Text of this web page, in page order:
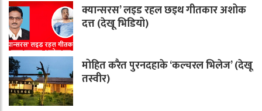
क्यान्सरस’ लइड रहल छइथ गीतकार अशोक
दत्त (देखू भिडियो)
मोहित करैत पुरनदहाके ‘कल्चरल भिलेज’ (देखू
तस्वीर)